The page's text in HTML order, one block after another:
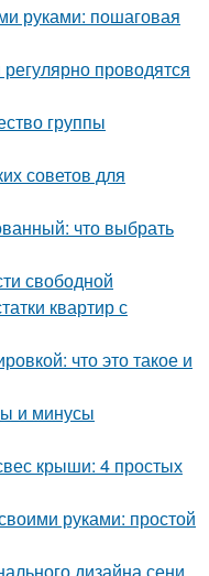
руками: пошаговая
проводятся
группы
советов для
что выбрать
свободной
квартир с
что это такое и
и минусы
крыши: 4 простых
руками: простой